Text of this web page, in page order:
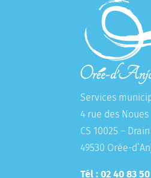
Services
4 rue des Noues
CS 10025 – Drain
49530 Orée-
Tél : 02 40 83 50